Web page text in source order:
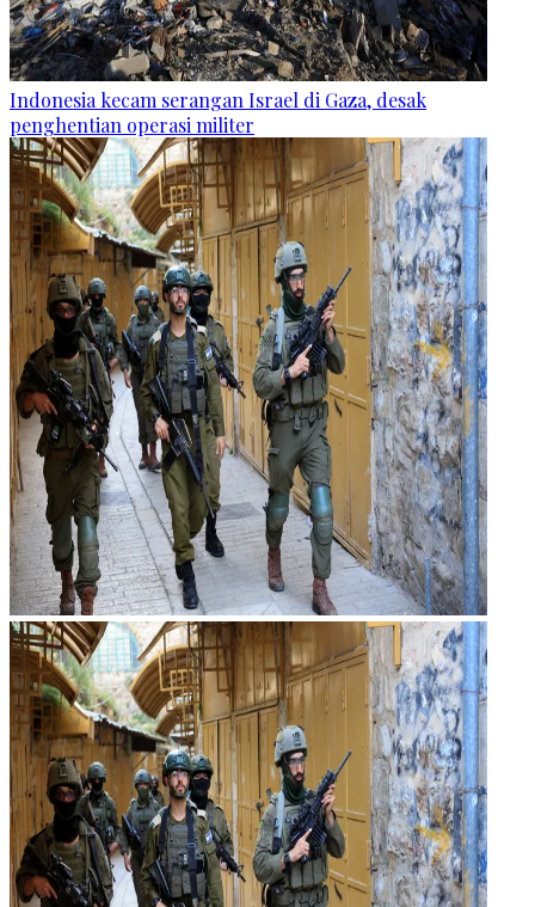
Indonesia kecam serangan Israel di Gaza, desak
penghentian operasi militer